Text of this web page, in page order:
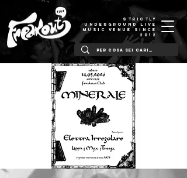
STRICTLY
UNDERGROUND LIVE
MUSIC VENUE SINCE
2012